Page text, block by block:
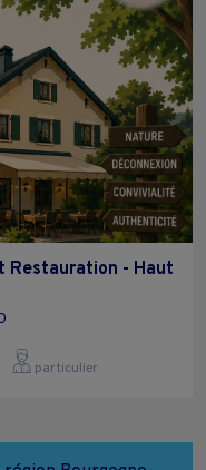
Restauration - Haut
particulier